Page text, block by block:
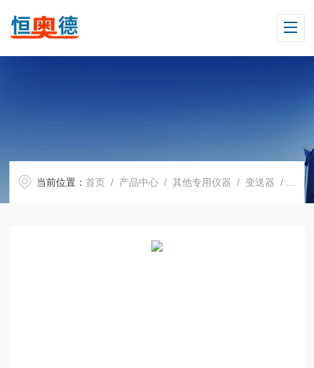
当前位置：首页 / 产品中心 /其他专用仪器 /变送器 / HAD-BE20A闪式提取器